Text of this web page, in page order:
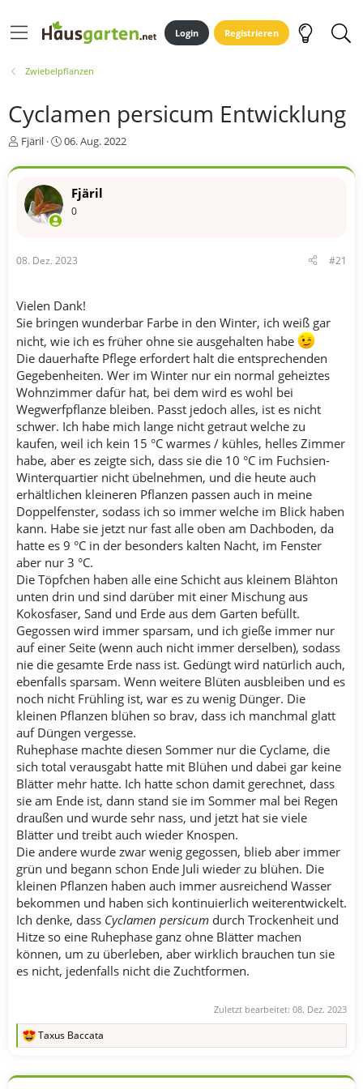
Login Registrieren
Zwiebelpflanzen
Cyclamen persicum Entwicklung
E
s
e
r
Fjäril
E
s
a
06. Aug. 2022
Fjäril
0
08. Dez. 2023 #21
Vielen Dank!
Sie bringen wunderbar Farbe in den Winter, ich weiß gar
nicht, wie ich es früher ohne sie ausgehalten habe
Die dauerhafte Pflege erfordert halt die entsprechenden
Gegebenheiten. Wer im Winter nur ein normal geheiztes
Wohnzimmer dafür hat, bei dem wird es wohl bei
Wegwerfpflanze bleiben. Passt jedoch alles, ist es nicht
schwer. Ich habe mich lange nicht getraut welche zu
kaufen, weil ich kein 15 °C warmes / kühles, helles Zimmer
habe, aber es zeigte sich, dass sie die 10 °C im Fuchsien-
Winterquartier nicht übelnehmen, und die heute auch
erhältlichen kleineren Pflanzen passen auch in meine
Doppelfenster, sodass ich so immer welche im Blick haben
kann. Habe sie jetzt nur fast alle oben am Dachboden, da
hatte es 9 °C in der besonders kalten Nacht, im Fenster
aber nur 3 °C.
Die Töpfchen haben alle eine Schicht aus kleinem Blähton
unten drin und sind darüber mit einer Mischung aus
Kokosfaser, Sand und Erde aus dem Garten befüllt.
Gegossen wird immer sparsam, und ich gieße immer nur
auf einer Seite (wenn auch nicht immer derselben), sodass
nie die gesamte Erde nass ist. Gedüngt wird natürlich auch,
ebenfalls sparsam. Wenn weitere Blüten ausbleiben und es
noch nicht Frühling ist, war es zu wenig Dünger. Die
kleinen Pflanzen blühen so brav, dass ich manchmal glatt
auf Düngen vergesse.
Ruhephase machte diesen Sommer nur die Cyclame, die
sich total verausgabt hatte mit Blühen und dabei gar keine
Blätter mehr hatte. Ich hatte schon damit gerechnet, dass
sie am Ende ist, dann stand sie im Sommer mal bei Regen
draußen und wurde sehr nass, und jetzt hat sie viele
Blätter und treibt auch wieder Knospen.
Die andere wurde zwar wenig gegossen, blieb aber immer
grün und begann schon Ende Juli wieder zu blühen. Die
kleinen Pflanzen haben auch immer ausreichend Wasser
bekommen und haben sich kontinuierlich weiterentwickelt.
Ich denke, dass Cyclamen persicum durch Trockenheit und
Hitze so eine Ruhephase ganz ohne Blätter machen
können, um zu überleben, aber wirklich brauchen tun sie
es nicht, jedenfalls nicht die Zuchtformen.
Zuletzt bearbeitet: 08. Dez. 2023
R
k
Taxus Baccata